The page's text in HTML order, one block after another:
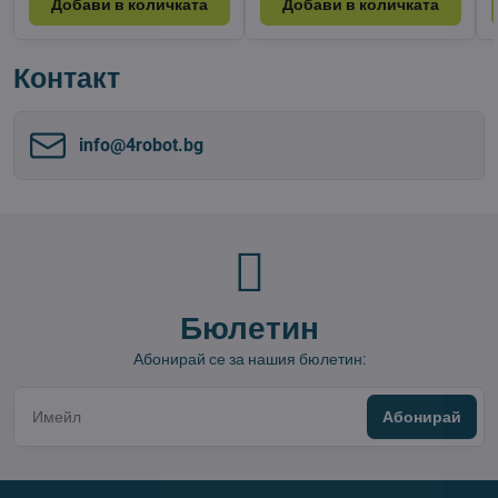
Добави в количката Добави в количката
Контакт
info​@4robot​.bg
Бюлетин
Абонирай се за нашия бюлетин:
Абонирай